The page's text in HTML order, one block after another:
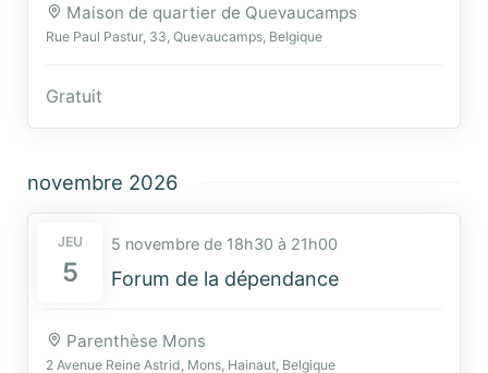
Maison de quartier de Quevaucamps
Rue Paul Pastur, 33, Quevaucamps, Belgique
Gratuit
novembre 2026
JEU
5 Forum de la dépendance
5 novembre de 18h30 à 21h00
Parenthèse Mons
2 Avenue Reine Astrid, Mons, Hainaut, Belgique